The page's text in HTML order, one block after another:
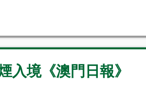
入境《澳門日報》